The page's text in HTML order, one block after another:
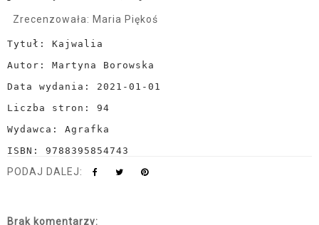
Zrecenzowała: Maria Piękoś
Tytuł: Kajwalia
Autor: Martyna Borowska
Data wydania: 2021-01-01
Liczba stron: 94
Wydawca: Agrafka
ISBN: 9788395854743
PODAJ DALEJ:
Brak komentarzy: